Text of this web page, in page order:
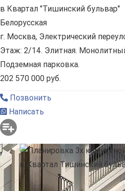
в Квартал "Тишинский бульвар"
Белорусская
г. Москва, Электрический
Этаж: 2/14. Элитная.
Подземная парковка.
202 570 000 руб.
Позвонить
Написать